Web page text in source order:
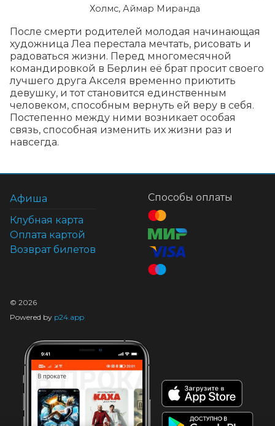
Холмс, Аймар Миранда
После смерти родителей молодая начинающая
художница Леа перестала мечтать, рисовать и
радоваться жизни. Перед многомесячной
командировкой в Берлин её брат просит своего
лучшего друга Акселя временно приютить
девушку, и тот становится единственным
человеком, способным вернуть ей веру в себя.
Постепенно между ними возникает особая
связь, способная изменить их жизни раз и
навсегда.
Афиша
Клубная карта
Оплата картой
Возврат билетов
Способы оплаты
© 2026
Powered by p24.app